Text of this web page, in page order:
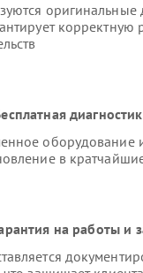
оборудование
в
на работы и